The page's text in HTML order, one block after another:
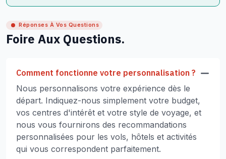
Réponses À Vos Questions
Foire Aux Questions.
Comment fonctionne votre personnalisation ?
Nous personnalisons votre expérience dès le
départ. Indiquez-nous simplement votre budget,
vos centres d'intérêt et votre style de voyage, et
nous vous fournirons des recommandations
personnalisées pour les vols, hôtels et activités
qui vous correspondent parfaitement.